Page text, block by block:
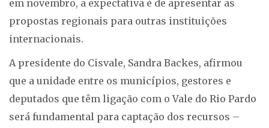
em novembro, a expectativa é de apresentar as
propostas regionais para outras instituições
internacionais.
A presidente do Cisvale, Sandra Backes, afirmou
que a unidade entre os municípios, gestores e
deputados que têm ligação com o Vale do Rio Pardo
será fundamental para captação dos recursos –